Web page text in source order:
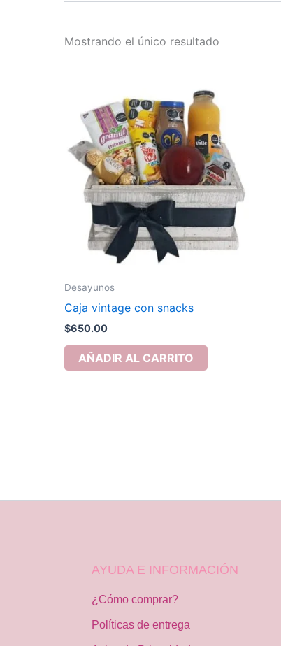
Mostrando el único resultado
Desayunos
Caja vintage con snacks
$650.00
AÑADIR AL CARRITO
AYUDA E INFORMACIÓN
¿Cómo comprar?
Políticas de entrega